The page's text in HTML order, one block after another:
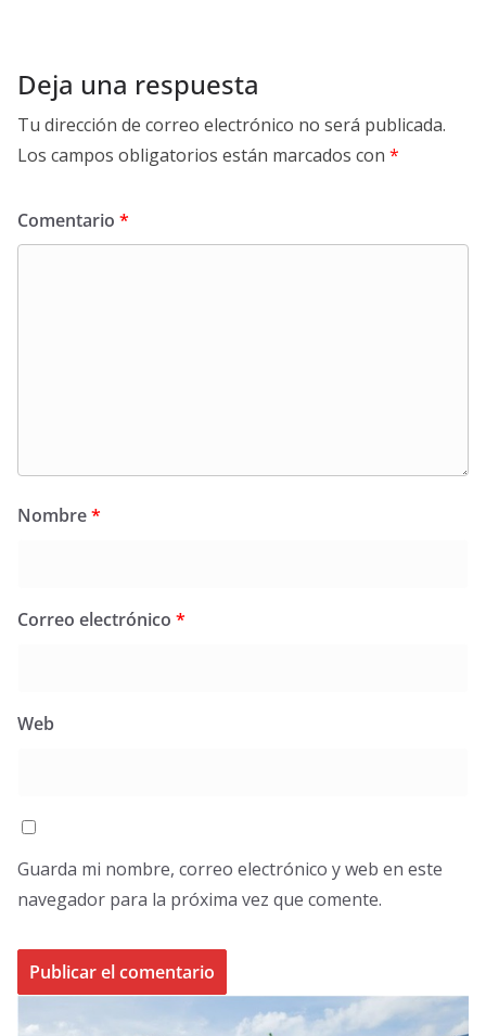
Deja una respuesta
Tu dirección de correo electrónico no será publicada.
Los campos obligatorios están marcados con *
Comentario *
Nombre*
Correo electrónico *
Web
Guarda mi nombre, correo electrónico y web en este
navegador para la próxima vez que comente.